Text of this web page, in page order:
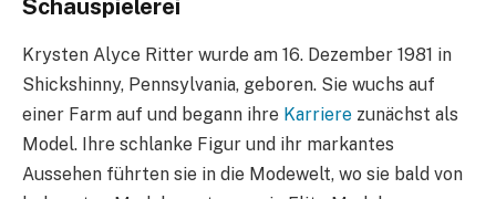
Schauspielerei
Krysten Alyce Ritter wurde am 16. Dezember 1981 in
Shickshinny, Pennsylvania, geboren. Sie wuchs auf
einer Farm auf und begann ihre Karriere zunächst als
Model. Ihre schlanke Figur und ihr markantes
Aussehen führten sie in die Modewelt, wo sie bald von